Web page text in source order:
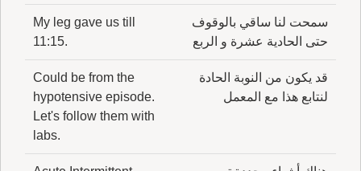
سمحت لنا ساقي بالوقوف
حتى الحادية عشرة و الربع
My leg gave us till
11:15.
قد يكون من النوبة الحادة
لنتابع هذا مع المعمل
Could be from the
hypotensive episode.
Let's follow them with
labs.